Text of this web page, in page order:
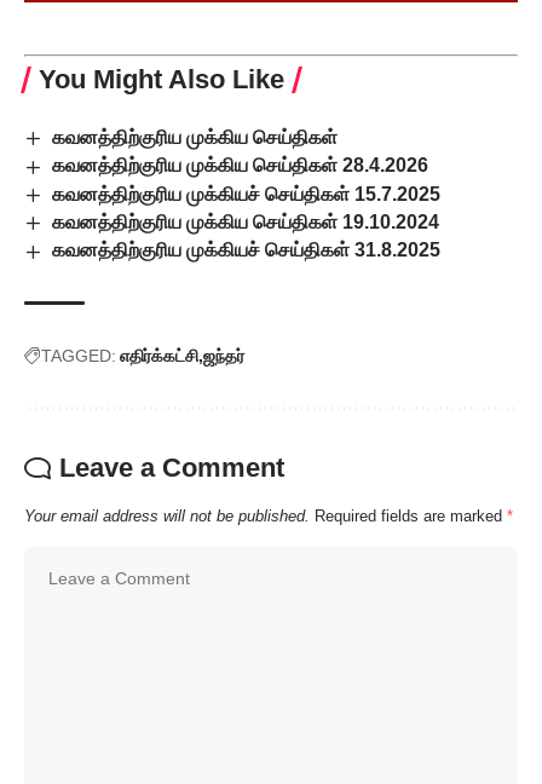
You Might Also Like
கவனத்திற்குரிய முக்கிய செய்திகள்
கவனத்திற்குரிய முக்கிய செய்திகள் 28.4.2026
கவனத்திற்குரிய முக்கியச் செய்திகள் 15.7.2025
கவனத்திற்குரிய முக்கிய செய்திகள் 19.10.2024
கவனத்திற்குரிய முக்கியச் செய்திகள் 31.8.2025
TAGGED: எதிர்க்கட்சி ஜந்தர்
Leave a Comment
Your email address will not be published. Required fields are marked *